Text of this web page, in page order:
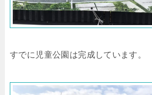
すでに児童公園は完成しています。